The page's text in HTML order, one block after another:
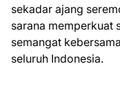
sekadar ajang
sarana memperkuat
semangat
seluruh Indonesia.